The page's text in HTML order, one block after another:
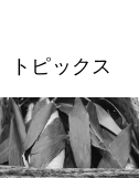
トピックス